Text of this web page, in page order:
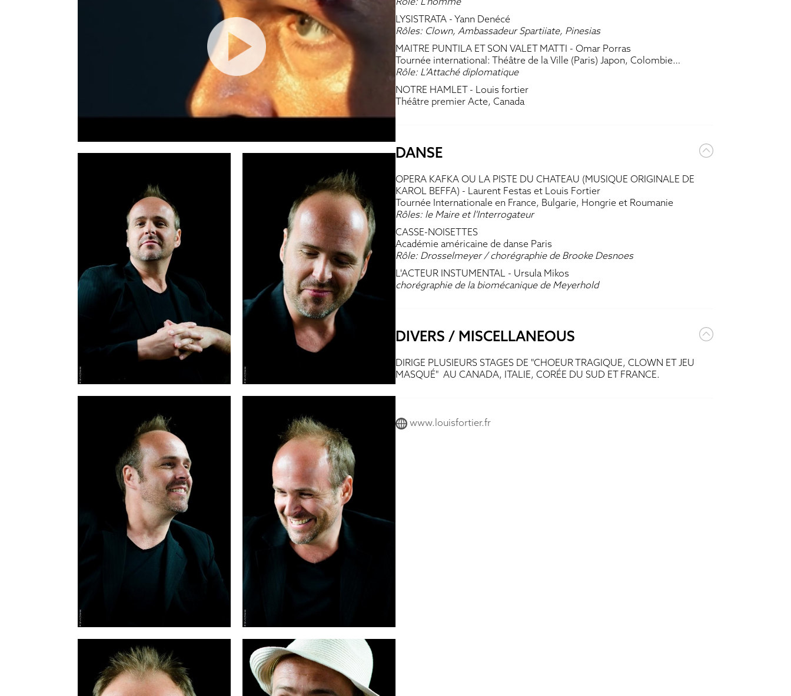
LYSISTRATA - Yann Denécé
Rôles: Clown, Ambassadeur Spartiiate, Pinesias
MAITRE PUNTILA ET SON VALET MATTI - Omar Porras
Tournée international: Théâtre de la Ville (Paris) Japon, Colombie…
Rôle: L'Attaché diplomatique
NOTRE HAMLET - Louis fortier
Théâtre premier Acte, Canada
DANSE
OPERA KAFKA OU LA PISTE DU CHATEAU (MUSIQUE ORIGINALE DE
KAROL BEFFA) - Laurent Festas et Louis Fortier
Tournée Internationale en France, Bulgarie, Hongrie et Roumanie
Rôles: le Maire et l'Interrogateur
CASSE-NOISETTES
Académie américaine de danse Paris
Rôle: Drosselmeyer / chorégraphie de Brooke Desnoes
L'ACTEUR INSTUMENTAL - Ursula Mikos
chorégraphie de la biomécanique de Meyerhold
DIVERS / MISCELLANEOUS
DIRIGE PLUSIEURS STAGES DE "CHOEUR TRAGIQUE, CLOWN ET JEU
MASQUÉ" AU CANADA, ITALIE, CORÉE DU SUD ET FRANCE.
www.louisfortier.fr